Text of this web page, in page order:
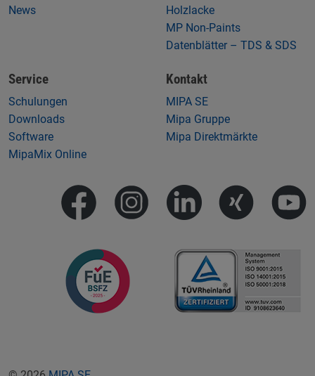
News
Holzlacke
MP Non-Paints
Datenblätter – TDS & SDS
Service
Schulungen
Downloads
Software
MipaMix Online
Kontakt
MIPA SE
Mipa Gruppe
Mipa Direktmärkte